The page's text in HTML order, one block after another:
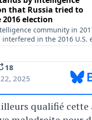
qualifié cette